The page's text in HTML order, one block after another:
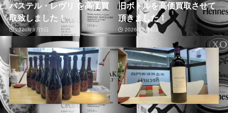
パステル・レヴリ を高価買
取致しました！
2026年8月5日
旧ボトルを高価買取させて
頂きました！
2026年8月4日